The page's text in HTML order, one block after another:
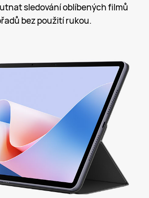
sledování oblíbených filmů
bez použití rukou.